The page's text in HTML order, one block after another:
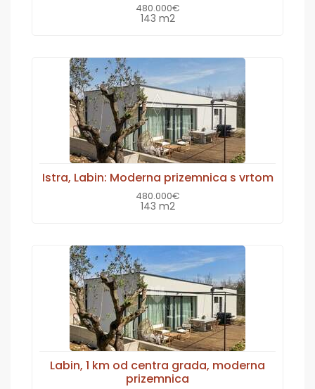
480.000€
143 m2
Istra, Labin: Moderna prizemnica s vrtom
480.000€
143 m2
Labin, 1 km od centra grada, moderna
prizemnica